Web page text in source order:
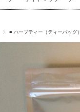
■ ハーブティー（ティーバッグ